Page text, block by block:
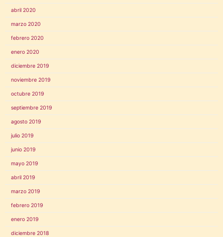
abril 2020
marzo 2020
febrero 2020
enero 2020
diciembre 2019
noviembre 2019
octubre 2019
septiembre 2019
agosto 2019
julio 2019
junio 2019
mayo 2019
abril 2019
marzo 2019
febrero 2019
enero 2019
diciembre 2018